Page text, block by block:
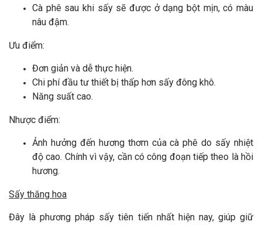
Cà phê sau khi sấy sẽ được ở dạng bột mịn, có màu
nâu đậm.
Ưu điểm:
Đơn giản và dễ thực hiện.
Chi phí đầu tư thiết bị thấp hơn sấy đông khô.
Năng suất cao.
Nhược điểm:
Ảnh hưởng đến hương thơm của cà phê do sấy nhiệt
độ cao. Chính vì vậy, cần có công đoạn tiếp theo là hồi
hương.
Sấy thăng hoa
Đây là phương pháp sấy tiên tiến nhất hiện nay, giúp giữ